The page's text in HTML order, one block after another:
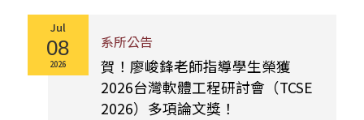
Jul
08
2026
系所公告
賀！廖峻鋒老師指導學生榮獲
2026台灣軟體工程研討會（TCSE
2026）多項論文獎！